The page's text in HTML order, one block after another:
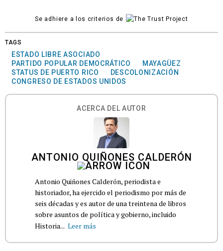
Se adhiere a los criterios de
TAGS
ESTADO LIBRE ASOCIADO
PARTIDO POPULAR DEMOCRÁTICO
MAYAGÜEZ
STATUS DE PUERTO RICO
DESCOLONIZACIÓN
CONGRESO DE ESTADOS UNIDOS
ACERCA DEL AUTOR
ANTONIO QUIÑONES CALDERÓN
Antonio Quiñones Calderón, periodista e
historiador, ha ejercido el periodismo por más de
seis décadas y es autor de una treintena de libros
sobre asuntos de política y gobierno, incluido
Historia... Leer más